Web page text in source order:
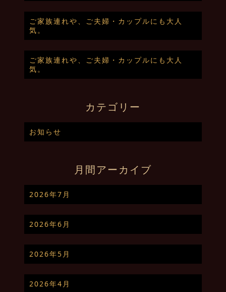
ご家族連れや、ご夫婦・カップルにも大人
気。
ご家族連れや、ご夫婦・カップルにも大人
気。
カテゴリー
お知らせ
月間アーカイブ
2026年7月
2026年6月
2026年5月
2026年4月